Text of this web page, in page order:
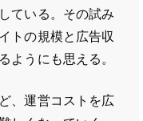
ている。その試み
トの規模と広告収
ようにも思える。
、運営コストを広